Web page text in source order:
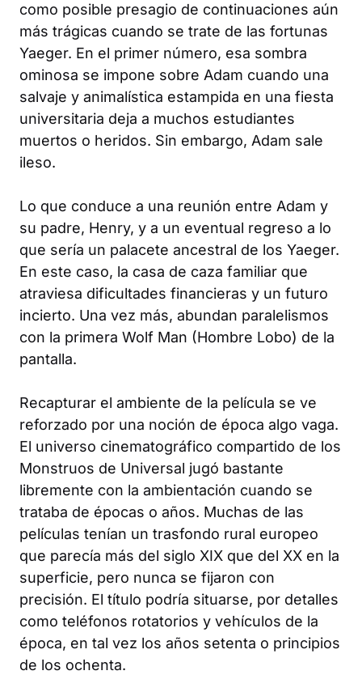
como posible presagio de continuaciones aún
más trágicas cuando se trate de las fortunas
Yaeger. En el primer número, esa sombra
ominosa se impone sobre Adam cuando una
salvaje y animalística estampida en una fiesta
universitaria deja a muchos estudiantes
muertos o heridos. Sin embargo, Adam sale
ileso.
Lo que conduce a una reunión entre Adam y
su padre, Henry, y a un eventual regreso a lo
que sería un palacete ancestral de los Yaeger.
En este caso, la casa de caza familiar que
atraviesa dificultades financieras y un futuro
incierto. Una vez más, abundan paralelismos
con la primera Wolf Man (Hombre Lobo) de la
pantalla.
Recapturar el ambiente de la película se ve
reforzado por una noción de época algo vaga.
El universo cinematográfico compartido de los
Monstruos de Universal jugó bastante
libremente con la ambientación cuando se
trataba de épocas o años. Muchas de las
películas tenían un trasfondo rural europeo
que parecía más del siglo XIX que del XX en la
superficie, pero nunca se fijaron con
precisión. El título podría situarse, por detalles
como teléfonos rotatorios y vehículos de la
época, en tal vez los años setenta o principios
de los ochenta.